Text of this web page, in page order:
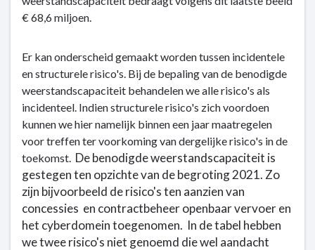
€ 68,6 miljoen.
Er kan onderscheid gemaakt worden tussen incidentele
en structurele risico's. Bij de bepaling van de benodigde
weerstandscapaciteit behandelen we alle risico's als
incidenteel. Indien structurele risico's zich voordoen
kunnen we hier namelijk binnen een jaar maatregelen
voor treffen ter voorkoming van dergelijke risico's in de
toekomst. De benodigde weerstandscapaciteit is
gestegen ten opzichte van de begroting 2021. Zo
zijn bijvoorbeeld de risico's ten aanzien van
concessies en contractbeheer openbaar vervoer en
het cyberdomein toegenomen. In de tabel hebben
we twee risico's niet genoemd die wel aandacht